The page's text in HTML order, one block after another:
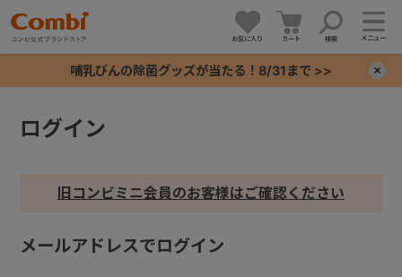
お気に入り カート 検索 メニュー
哺乳びんの除菌グッズが当たる！8/31まで >>
ログイン
旧コンビミニ会員のお客様はご確認ください
メールアドレスでログイン